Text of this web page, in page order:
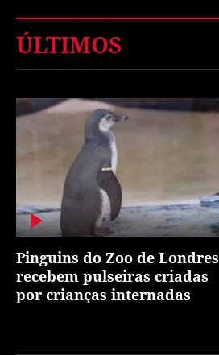
ÚLTIMOS
Pinguins do Zoo de Londres
recebem pulseiras criadas
por crianças internadas